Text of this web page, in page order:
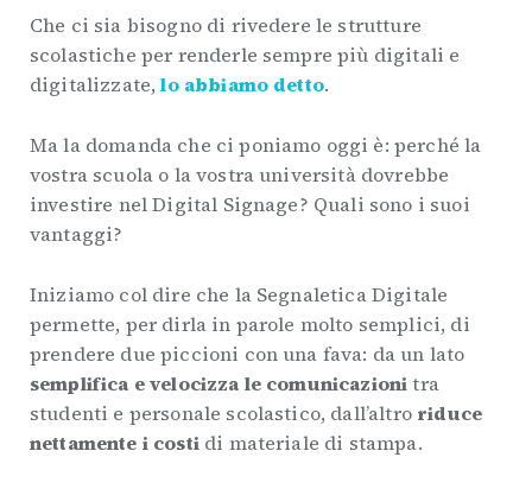
Che ci sia bisogno di rivedere le strutture
scolastiche per renderle sempre più digitali e
digitalizzate,lo abbiamo detto.
Ma la domanda che ci poniamo oggi è: perché la
vostra scuola o la vostra università dovrebbe
investire nel Digital Signage? Quali sono i suoi
vantaggi?
Iniziamo col dire che la Segnaletica Digitale
permette, per dirla in parole molto semplici, di
prendere due piccioni con una fava: da un lato
semplifica e velocizza le comunicazionitra
studenti e personale scolastico, dall’altro riduce
nettamente i costidi materiale di stampa.